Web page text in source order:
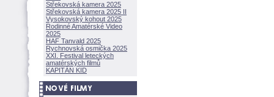
Střekovská kamera 2025
Střekovská kamera 2025 II
Vysokovský kohout 2025
Rodinné Amatérské Video
2025
HAF Tanvald 2025
Rychnovská osmička 2025
XXI. Festival leteckých
amatérských filmů
KAPITÁN KID